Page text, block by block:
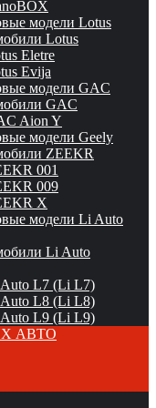
модели Lotus
Lotus
Eletre
Evija
модели GAC
GAC
Aion Y
модели Geely
ZEEKR
001
009
X
модели Li Auto
Li Auto
L7 (Li L7)
L8 (Li L8)
L9 (Li L9)
АВТО